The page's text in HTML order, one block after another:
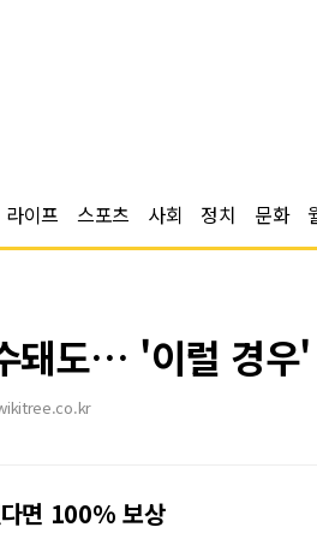
라이프 스포츠 사회 정치 문화
돼도… '이럴 경우
면 100% 보상